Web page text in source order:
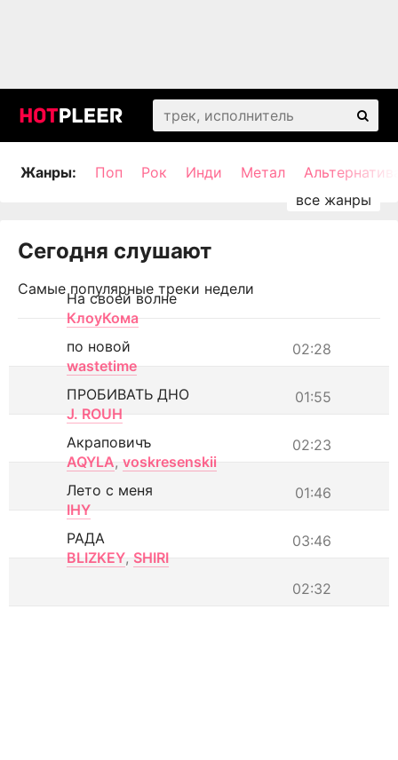
Жанры: Поп Рок Инди Метал
Сегодня слушают
Самые популярные треки недели
На своей волне
КлоуКома
02:28
по новой
wastetime
01:55
ПРОБИВАТЬ ДНО
J. ROUH
02:23
Акраповичъ
AQYLA, voskresenskii
01:46
Лето с меня
IHY
03:46
РАДА
BLIZKEY, SHIRI
02:32